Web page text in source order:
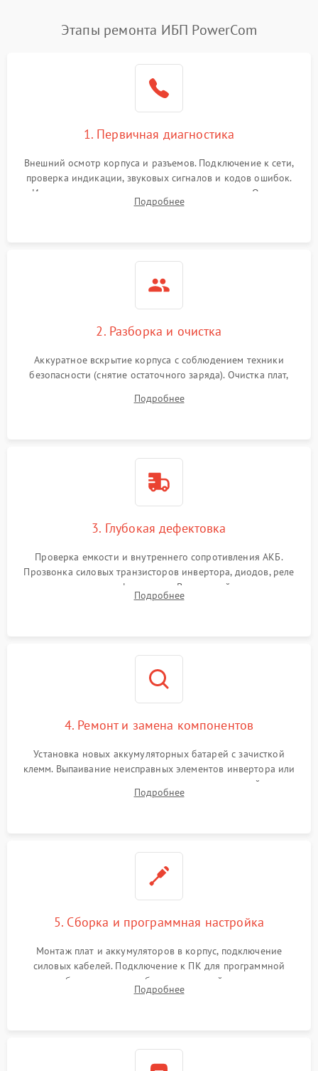
Этапы ремонта ИБП PowerCom
1. Первичная диагностика
Внешний осмотр корпуса и разъемов. Подключение к сети,
проверка индикации, звуковых сигналов и кодов ошибок.
Измерение входного и выходного напряжения. Оценка
реакции ИБП на отключение основного питания без
Подробнее
2. Разборка и очистка
Аккуратное вскрытие корпуса с соблюдением техники
безопасности (снятие остаточного заряда). Очистка плат,
и кистей для предотвращения перегрева и замыканий.
Подробнее
3. Глубокая дефектовка
Проверка емкости и внутреннего сопротивления АКБ.
Прозвонка силовых транзисторов инвертора, диодов, реле
переключения и трансформатора. Визуальный поиск вздутых
конденсаторов и прогаров на печатной плате.
Подробнее
4. Ремонт и замена компонентов
Установка новых аккумуляторных батарей с зачисткой
клемм. Выпаивание неисправных элементов инвертора или
цепи зарядки и монтаж новых радиодеталей.
Восстановление поврежденных токоведущих дорожек и
Подробнее
5. Сборка и программная настройка
Монтаж плат и аккумуляторов в корпус, подключение
силовых кабелей. Подключение к ПК для программной
калибровки констант батареи, настройки порогов
срабатывания AVR и сброса счетчиков старения АКБ.
Подробнее